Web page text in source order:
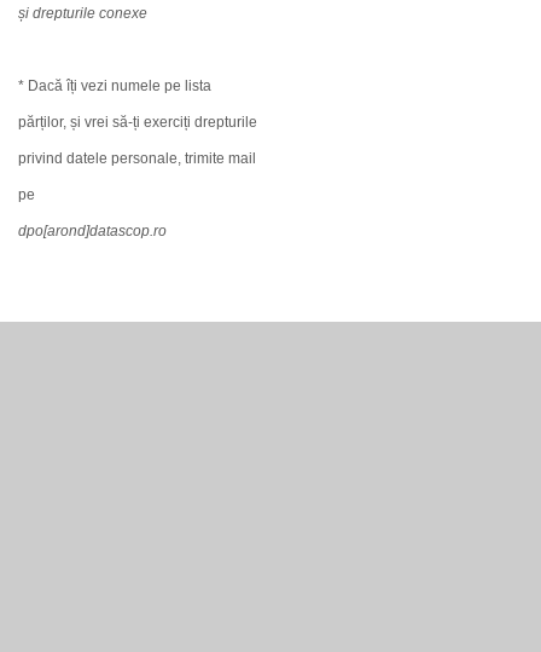
și drepturile conexe
* Dacă îți vezi numele pe lista
părților, și vrei să-ți exerciți drepturile
privind datele personale, trimite mail
pe
dpo[arond]datascop.ro